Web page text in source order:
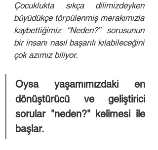
Çocuklukta sıkça dilimizdeyken
büyüdükçe törpülenmiş merakımızla
kaybettiğimiz “Neden?” sorusunun
bir insanı nasıl başarılı kılabileceğini
çok azımız biliyor.
Oysa yaşamımızdaki en
dönüştürücü ve geliştirici
sorular "neden?" kelimesi ile
başlar.